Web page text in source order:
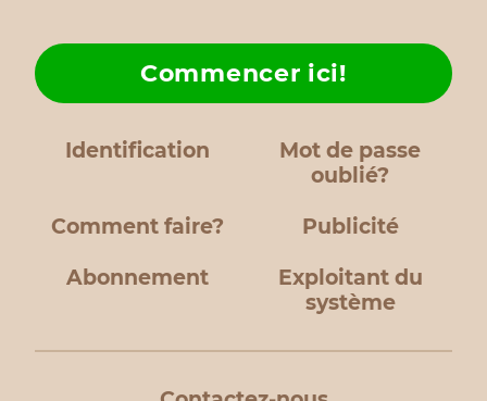
Identification
Mot de passe
oublié?
Comment faire?
Commencer ici!
Publicité
Abonnement
Exploitant du
système